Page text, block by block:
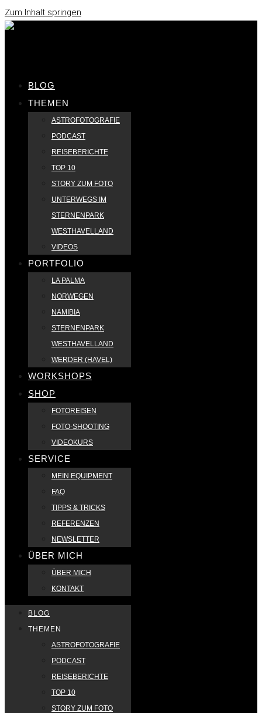
Zum Inhalt springen
BLOG
THEMEN
ASTROFOTOGRAFIE
PODCAST
REISEBERICHTE
TOP 10
STORY ZUM FOTO
UNTERWEGS IM
STERNENPARK
WESTHAVELLAND
VIDEOS
PORTFOLIO
LA PALMA
NORWEGEN
NAMIBIA
STERNENPARK
WESTHAVELLAND
WERDER (HAVEL)
WORKSHOPS
SHOP
FOTOREISEN
FOTO-SHOOTING
VIDEOKURS
SERVICE
MEIN EQUIPMENT
FAQ
TIPPS & TRICKS
REFERENZEN
NEWSLETTER
ÜBER MICH
ÜBER MICH
KONTAKT
BLOG
THEMEN
ASTROFOTOGRAFIE
PODCAST
REISEBERICHTE
TOP 10
STORY ZUM FOTO